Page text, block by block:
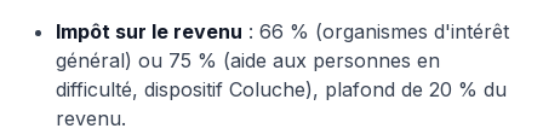
Impôt sur le revenu : 66 % (organismes d'intérêt
général) ou 75 % (aide aux personnes en
difficulté, dispositif Coluche), plafond de 20 % du
revenu.